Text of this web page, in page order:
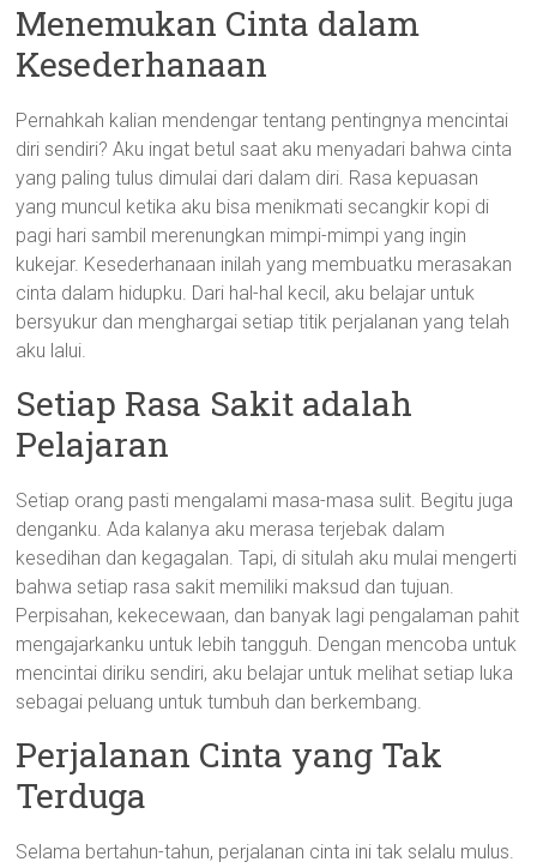
Menemukan Cinta dalam
Kesederhanaan
Pernahkah kalian mendengar tentang pentingnya mencintai
diri sendiri? Aku ingat betul saat aku menyadari bahwa cinta
yang paling tulus dimulai dari dalam diri. Rasa kepuasan
yang muncul ketika aku bisa menikmati secangkir kopi di
pagi hari sambil merenungkan mimpi-mimpi yang ingin
kukejar. Kesederhanaan inilah yang membuatku merasakan
cinta dalam hidupku. Dari hal-hal kecil, aku belajar untuk
bersyukur dan menghargai setiap titik perjalanan yang telah
aku lalui.
Setiap Rasa Sakit adalah
Pelajaran
Setiap orang pasti mengalami masa-masa sulit. Begitu juga
denganku. Ada kalanya aku merasa terjebak dalam
kesedihan dan kegagalan. Tapi, di situlah aku mulai mengerti
bahwa setiap rasa sakit memiliki maksud dan tujuan.
Perpisahan, kekecewaan, dan banyak lagi pengalaman pahit
mengajarkanku untuk lebih tangguh. Dengan mencoba untuk
mencintai diriku sendiri, aku belajar untuk melihat setiap luka
sebagai peluang untuk tumbuh dan berkembang.
Perjalanan Cinta yang Tak
Terduga
Selama bertahun-tahun, perjalanan cinta ini tak selalu mulus.